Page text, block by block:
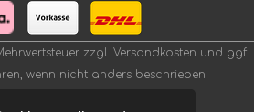
zzgl. Versandkosten und ggf.
wenn nicht anders beschrieben